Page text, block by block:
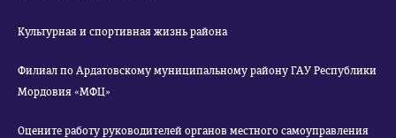
Культурная и спортивная жизнь района
Филиал по Ардатовскому муниципальному району ГАУ Республики
Мордовия «МФЦ»
Оцените работу руководителей органов местного самоуправления